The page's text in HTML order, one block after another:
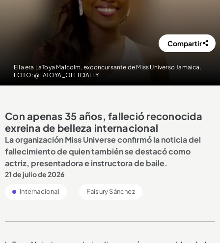
Ella era LaToya Malcolm, exconcursante de Miss Universo Jamaica.
FOTO: @LATOYA_OFFICIALLY
Compartir
Con apenas 35 años, falleció reconocida
exreina de belleza internacional
La organización Miss Universe confirmó la noticia del
fallecimiento de quien también se destacó como
actriz, presentadora e instructora de baile.
21 de julio de 2026
Internacional Faisury Sánchez